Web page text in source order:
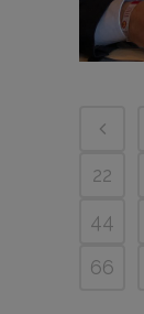
22
44
66